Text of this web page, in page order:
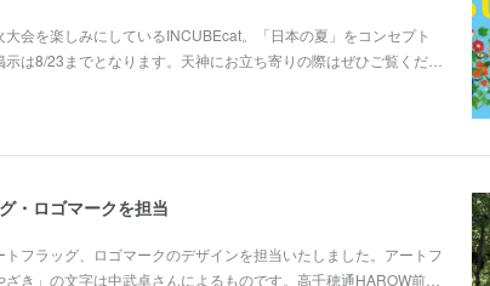
会を楽しみにしているINCUBEcat。「日本の夏」をコンセプト
は8/23までとなります。天神にお立ち寄りの際はぜひご覧くだ…
・ロゴマークを担当
フラッグ、ロゴマークのデザインを担当いたしました。アートフ
き」の文字は中武卓さんによるものです。高千穂通HAROW前…